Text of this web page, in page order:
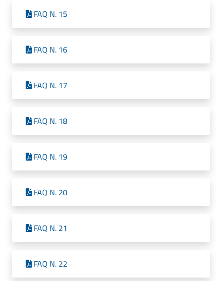
FAQ N. 15
FAQ N. 16
FAQ N. 17
FAQ N. 18
FAQ N. 19
FAQ N. 20
FAQ N. 21
FAQ N. 22